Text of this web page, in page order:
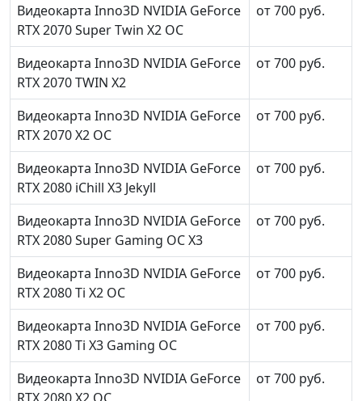
Видеокарта Inno3D NVIDIA GeForce
RTX 2070 Super Twin X2 OC
от 700 руб.
Видеокарта Inno3D NVIDIA GeForce
RTX 2070 TWIN X2
от 700 руб.
Видеокарта Inno3D NVIDIA GeForce
RTX 2070 X2 OC
от 700 руб.
Видеокарта Inno3D NVIDIA GeForce
RTX 2080 iChill X3 Jekyll
от 700 руб.
Видеокарта Inno3D NVIDIA GeForce
RTX 2080 Super Gaming OC X3
от 700 руб.
Видеокарта Inno3D NVIDIA GeForce
RTX 2080 Ti X2 OC
от 700 руб.
Видеокарта Inno3D NVIDIA GeForce
RTX 2080 Ti X3 Gaming OC
от 700 руб.
Видеокарта Inno3D NVIDIA GeForce
от 700 руб.